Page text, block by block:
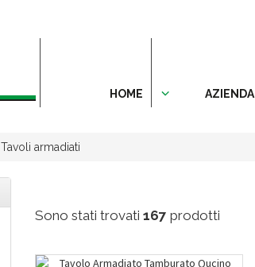
HOME AZIENDA
Tavoli armadiati
Sono stati trovati 167 prodotti